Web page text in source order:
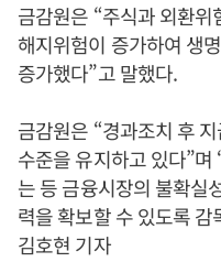
금감원은 “주식과 외환
해지위험이 증가하여 생
증가했다”고 말했다.
금감원은 “경과조치 후
수준을 유지하고 있다”
는 등 금융시장의 불확실
력을 확보할 수 있도록
김호현 기자